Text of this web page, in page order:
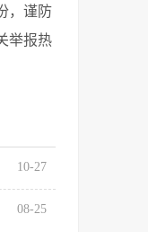
，谨防
举报热
10-27
08-25